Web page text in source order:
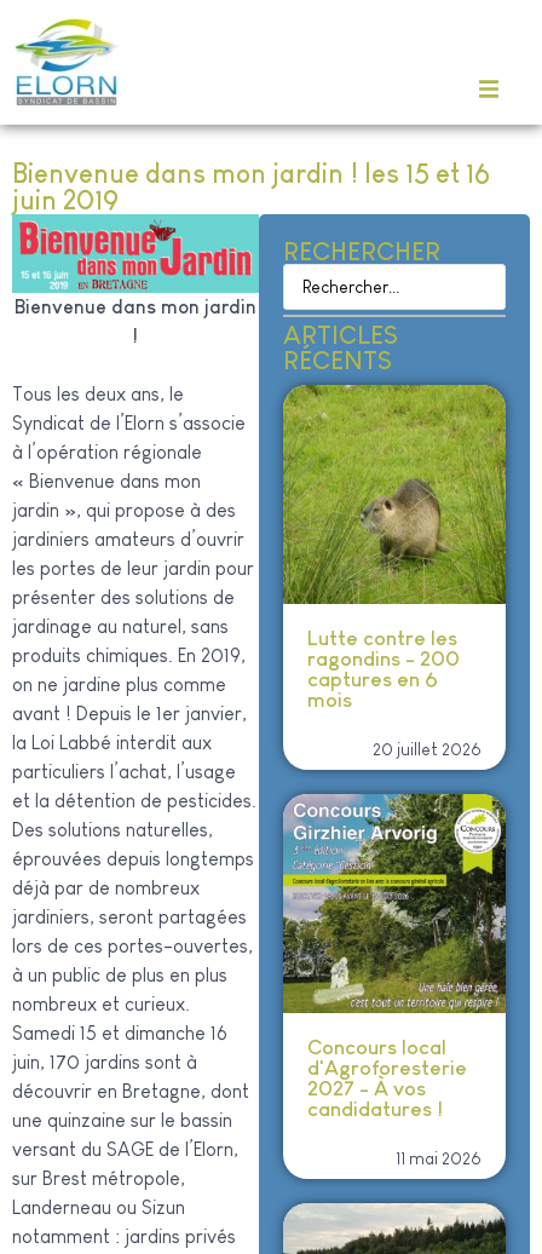
Bienvenue dans mon jardin ! les 15 et 16
juin 2019
Bienvenue dans mon jardin
!
Tous les deux ans, le
Syndicat de l’Elorn s’associe
à l’opération régionale
« Bienvenue dans mon
jardin », qui propose à des
jardiniers amateurs d’ouvrir
les portes de leur jardin pour
présenter des solutions de
jardinage au naturel, sans
produits chimiques. En 2019,
on ne jardine plus comme
avant ! Depuis le 1er janvier,
la Loi Labbé interdit aux
particuliers l’achat, l’usage
et la détention de pesticides.
Des solutions naturelles,
éprouvées depuis longtemps
déjà par de nombreux
jardiniers, seront partagées
lors de ces portes-ouvertes,
à un public de plus en plus
nombreux et curieux.
Samedi 15 et dimanche 16
juin, 170 jardins sont à
découvrir en Bretagne, dont
une quinzaine sur le bassin
versant du SAGE de l’Elorn,
sur Brest métropole,
Landerneau ou Sizun
notamment : jardins privés
RECHERCHER
ARTICLES
RÉCENTS
Lutte contre les
ragondins - 200
captures en 6
mois
20 juillet 2026
Concours local
d'Agroforesterie
2027 - À vos
candidatures !
11 mai 2026